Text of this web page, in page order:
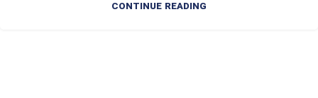
CONTINUE READING